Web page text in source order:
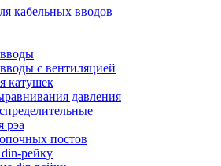
кабельных вводов
с вентиляцией
катушек
давления
рэа
постов
рейку